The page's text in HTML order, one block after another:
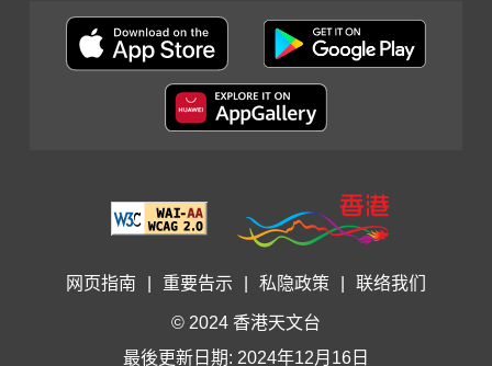
网页指南 重要告示 私隐政策 联络我们
© 2024 香港天文台
最後更新日期: 2024年12月16日